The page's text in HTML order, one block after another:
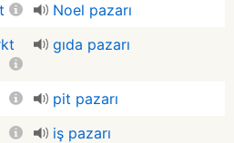
Noel pazarı
gıda pazarı
pit pazarı
iş pazarı